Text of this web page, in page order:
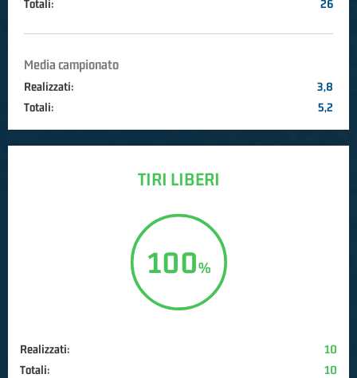
Totali: 26
Media campionato
Realizzati:
3,8
Totali:
5,2
TIRI LIBERI
100
Realizzati:
10
Totali:
10